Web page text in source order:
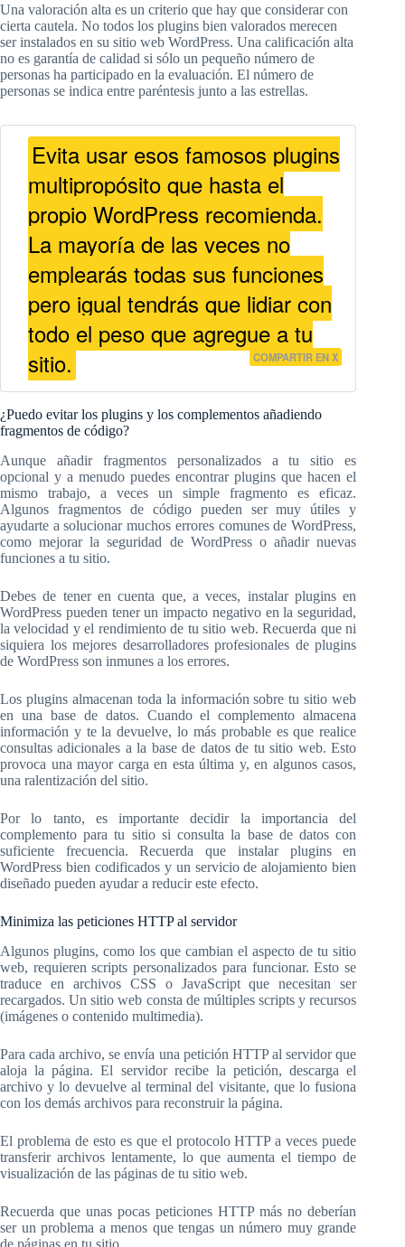
Una valoración alta es un criterio que hay que considerar con
cierta cautela. No todos los plugins bien valorados merecen
ser instalados en su sitio web WordPress. Una calificación alta
no es garantía de calidad si sólo un pequeño número de
personas ha participado en la evaluación. El número de
personas se indica entre paréntesis junto a las estrellas.
Evita usar esos famosos plugins
multipropósito que hasta el
propio WordPress recomienda.
La mayoría de las veces no
emplearás todas sus funciones
pero igual tendrás que lidiar con
todo el peso que agregue a tu
sitio.
COMPARTIR EN X
¿Puedo evitar los plugins y los complementos añadiendo
fragmentos de código?
Aunque añadir fragmentos personalizados a tu sitio es
opcional y a menudo puedes encontrar plugins que hacen el
mismo trabajo, a veces un simple fragmento es eficaz.
Algunos fragmentos de código pueden ser muy útiles y
ayudarte a solucionar muchos errores comunes de WordPress,
como mejorar la seguridad de WordPress o añadir nuevas
funciones a tu sitio.
Debes de tener en cuenta que, a veces, instalar plugins en
WordPress pueden tener un impacto negativo en la seguridad,
la velocidad y el rendimiento de tu sitio web. Recuerda que ni
siquiera los mejores desarrolladores profesionales de plugins
de WordPress son inmunes a los errores.
Los plugins almacenan toda la información sobre tu sitio web
en una base de datos. Cuando el complemento almacena
información y te la devuelve, lo más probable es que realice
consultas adicionales a la base de datos de tu sitio web. Esto
provoca una mayor carga en esta última y, en algunos casos,
una ralentización del sitio.
Por lo tanto, es importante decidir la importancia del
complemento para tu sitio si consulta la base de datos con
suficiente frecuencia. Recuerda que instalar plugins en
WordPress bien codificados y un servicio de alojamiento bien
diseñado pueden ayudar a reducir este efecto.
Minimiza las peticiones HTTP al servidor
Algunos plugins, como los que cambian el aspecto de tu sitio
web, requieren scripts personalizados para funcionar. Esto se
traduce en archivos CSS o JavaScript que necesitan ser
recargados. Un sitio web consta de múltiples scripts y recursos
(imágenes o contenido multimedia).
Para cada archivo, se envía una petición HTTP al servidor que
aloja la página. El servidor recibe la petición, descarga el
archivo y lo devuelve al terminal del visitante, que lo fusiona
con los demás archivos para reconstruir la página.
El problema de esto es que el protocolo HTTP a veces puede
transferir archivos lentamente, lo que aumenta el tiempo de
visualización de las páginas de tu sitio web.
Recuerda que unas pocas peticiones HTTP más no deberían
ser un problema a menos que tengas un número muy grande
de páginas en tu sitio.